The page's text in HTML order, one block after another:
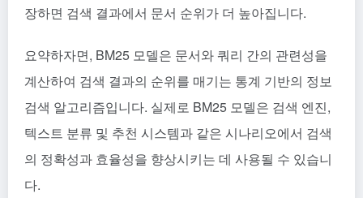
장하면 검색 결과에서 문서 순위가 더 높아집니다.
요약하자면, BM25 모델은 문서와 쿼리 간의 관련성을
계산하여 검색 결과의 순위를 매기는 통계 기반의 정보
검색 알고리즘입니다. 실제로 BM25 모델은 검색 엔진,
텍스트 분류 및 추천 시스템과 같은 시나리오에서 검색
의 정확성과 효율성을 향상시키는 데 사용될 수 있습니
다.